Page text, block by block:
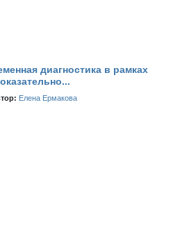
диагностика в рамках
Елена Ермакова